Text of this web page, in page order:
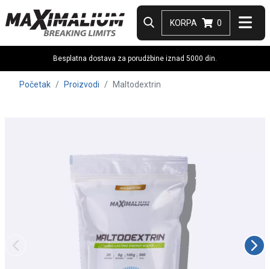
KORPA 0
Besplatna dostava za porudžbine iznad 5000 din.
Početak Proizvodi Maltodextrin